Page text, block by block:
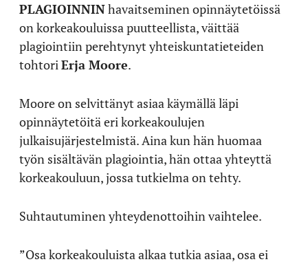
PLAGIOINNINhavaitseminen opinnäytetöissä
on korkeakouluissa puutteellista, väittää
plagiointiin perehtynyt yhteiskuntatieteiden
tohtoriErja Moore.
Moore on selvittänyt asiaa käymällä läpi
opinnäytetöitä eri korkeakoulujen
julkaisujärjestelmistä. Aina kun hän huomaa
työn sisältävän plagiointia, hän ottaa yhteyttä
korkeakouluun, jossa tutkielma on tehty.
Suhtautuminen yhteydenottoihin vaihtelee.
”Osa korkeakouluista alkaa tutkia asiaa, osa ei